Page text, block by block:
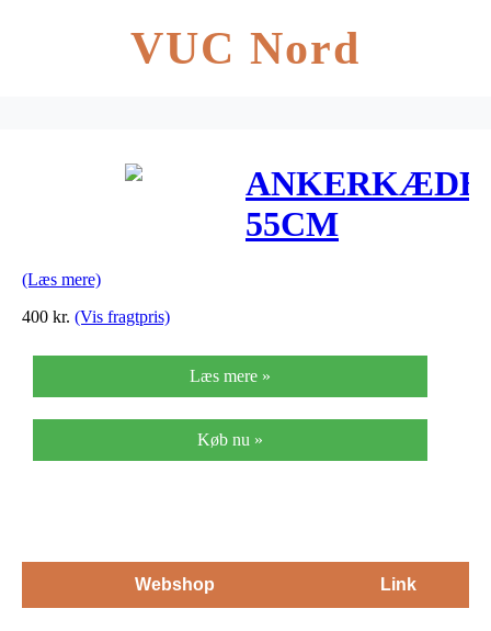
VUC Nord
ANKERKÆDE
55CM
IZABEL
CAMILLE
A6110-55SWS
(Læs mere)
400 kr. (Vis fragtpris)
Læs mere »
Køb nu »
Webshop Link